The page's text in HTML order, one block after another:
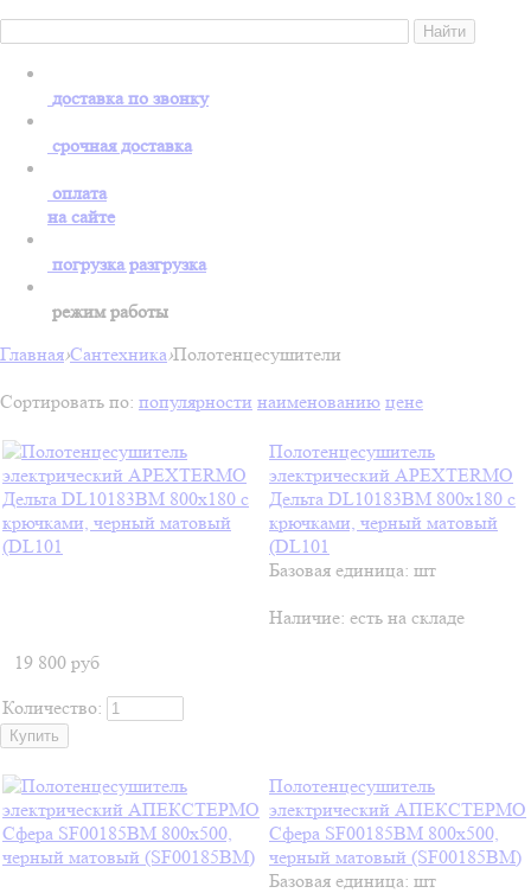
доставка по звонку
срочная доставка
оплата
на сайте
погрузка разгрузка
режим работы
Главная›Сантехника›Полотенцесушители
Сортировать по: популярности наименованию цене
Полотенцесушитель
электрический APEXTERMO
Дельта DL10183BM 800x180 с
крючками, черный матовый
(DL101
Базовая единица: шт
Наличие: есть на складе
19 800 руб
Количество:
Полотенцесушитель
электрический АПЕКСТЕРМО
Сфера SF00185BM 800x500,
черный матовый (SF00185BM)
Базовая единица: шт